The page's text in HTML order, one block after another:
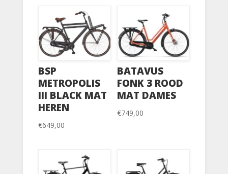
BSP
METROPOLIS
III BLACK MAT
HEREN
€649,00
BATAVUS
FONK 3 ROOD
MAT DAMES
€749,00